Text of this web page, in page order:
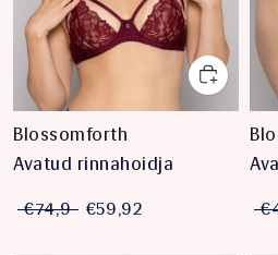
Blossomforth
Avatud rinnahoidja
€74,9 €59,92